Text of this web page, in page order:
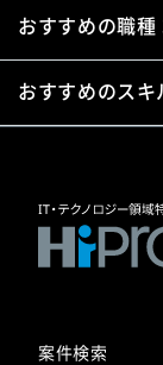
おすすめの職種
おすすめのス
案件検索